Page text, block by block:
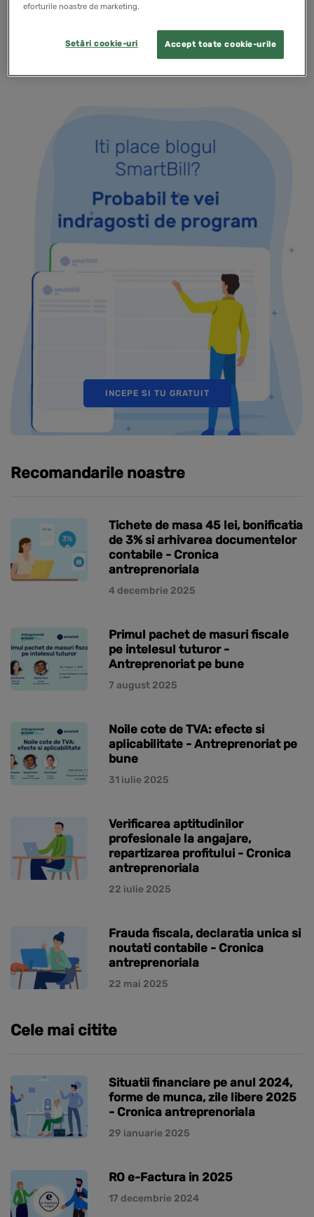
imobilizate, modul in care…
READ MORE
INCEPE SI TU GRATUIT
Recomandarile noastre
Tichete de masa 45 lei, bonificatia
de 3% si arhivarea documentelor
contabile - Cronica
antreprenoriala
4 decembrie 2025
Primul pachet de masuri fiscale
pe intelesul tuturor -
Antreprenoriat pe bune
7 august 2025
Noile cote de TVA: efecte si
aplicabilitate - Antreprenoriat pe
bune
31 iulie 2025
Verificarea aptitudinilor
profesionale la angajare,
repartizarea profitului - Cronica
antreprenoriala
22 iulie 2025
Frauda fiscala, declaratia unica si
noutati contabile - Cronica
antreprenoriala
22 mai 2025
Cele mai citite
Situatii financiare pe anul 2024,
forme de munca, zile libere 2025
- Cronica antreprenoriala
29 ianuarie 2025
RO e-Factura in 2025
17 decembrie 2024
eforturile noastre de marketing.
Accept toate cookie-urile
Setări cookie-uri